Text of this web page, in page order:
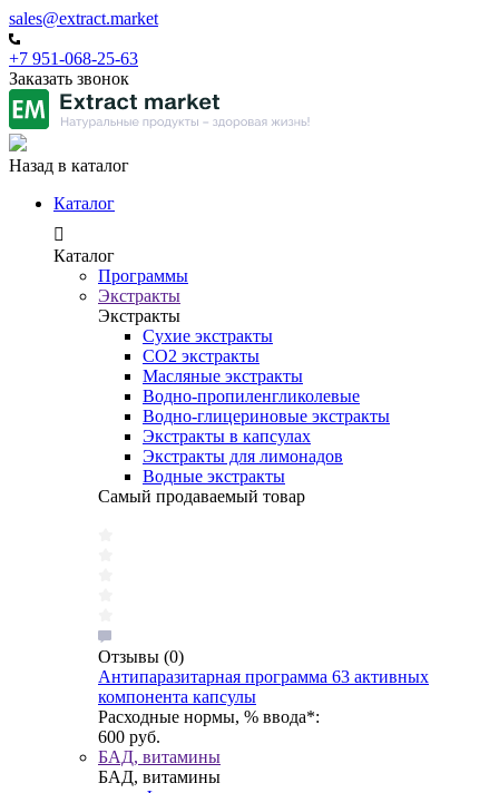
sales@extract.market
+7 951-068-25-63
Заказать звонок
Назад в каталог
Каталог
Каталог
Программы
Экстракты
Экстракты
Сухие экстракты
CO2 экстракты
Масляные экстракты
Водно-пропиленгликолевые
Водно-глицериновые экстракты
Экстракты в капсулах
Экстракты для лимонадов
Водные экстракты
Самый продаваемый товар
Отзывы (0)
Антипаразитарная программа 63 активных
компонента капсулы
Расходные нормы, % ввода*:
600 руб.
БАД, витамины
БАД, витамины